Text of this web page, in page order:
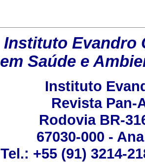
Instituto Evandro
em Saúde e
Instituto
Revista Pan-
Rodovia BR-
67030-000 -
Tel.: +55 (91) 3214-